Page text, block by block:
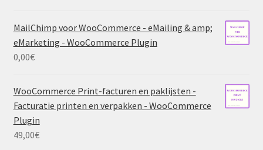
MailChimp voor WooCommerce - eMailing & amp;
eMarketing - WooCommerce Plugin
0,00€
WooCommerce Print-facturen en paklijsten -
Facturatie printen en verpakken - WooCommerce
Plugin
49,00€